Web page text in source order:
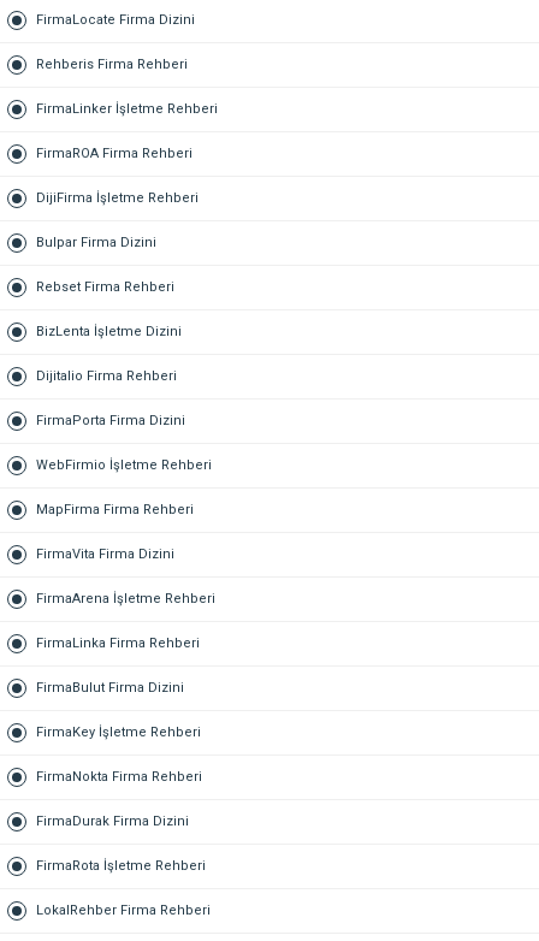
FirmaLocate Firma Dizini
Rehberis Firma Rehberi
FirmaLinker İşletme Rehberi
FirmaROA Firma Rehberi
DijiFirma İşletme Rehberi
Bulpar Firma Dizini
Rebset Firma Rehberi
BizLenta İşletme Dizini
Dijitalio Firma Rehberi
FirmaPorta Firma Dizini
WebFirmio İşletme Rehberi
MapFirma Firma Rehberi
FirmaVita Firma Dizini
FirmaArena İşletme Rehberi
FirmaLinka Firma Rehberi
FirmaBulut Firma Dizini
FirmaKey İşletme Rehberi
FirmaNokta Firma Rehberi
FirmaDurak Firma Dizini
FirmaRota İşletme Rehberi
LokalRehber Firma Rehberi